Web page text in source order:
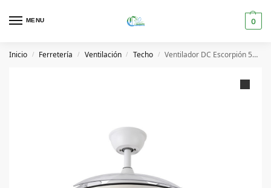
MENU 0
Inicio / Ferretería / Ventilación / Techo / Ventilador DC Escorpión 59W